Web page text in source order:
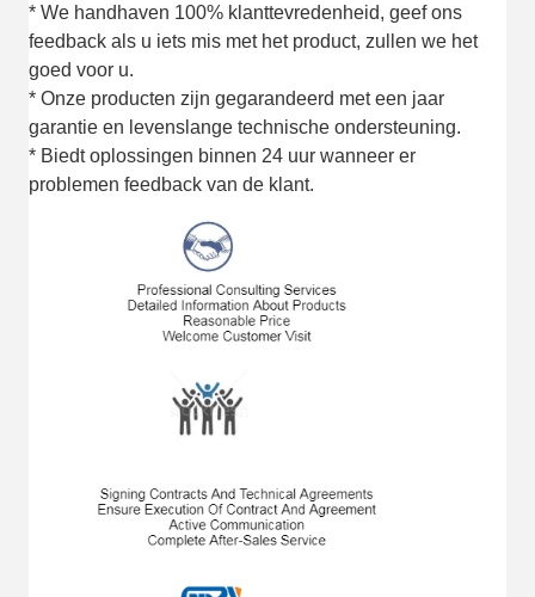
* We handhaven 100% klanttevredenheid, geef ons
feedback als u iets mis met het product, zullen we het
goed voor u.
* Onze producten zijn gegarandeerd met een jaar
garantie en levenslange technische ondersteuning.
* Biedt oplossingen binnen 24 uur wanneer er
problemen feedback van de klant.